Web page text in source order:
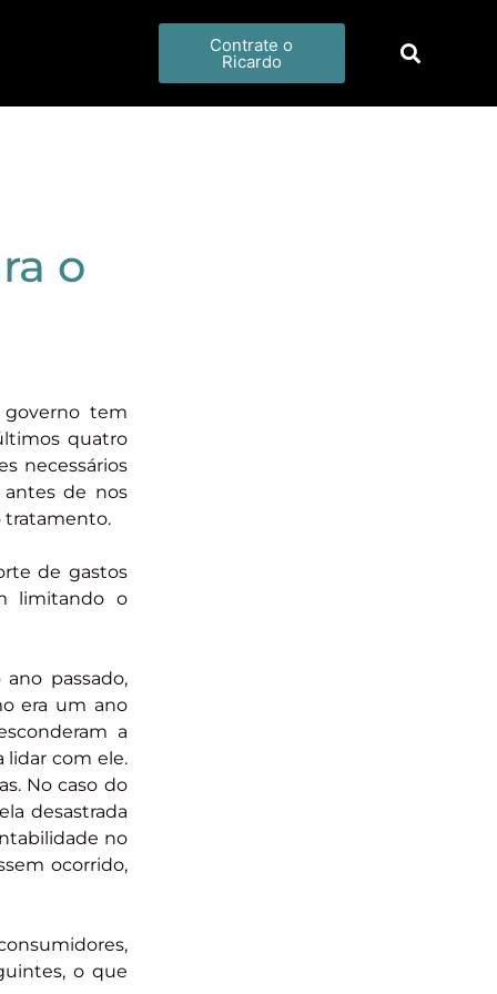
Contrate o
Ricardo
o
tem
quatro
necessários
antes de nos
tratamento.
de gastos
limitando o
passado,
era um ano
a
lidar com ele.
No caso do
desastrada
no
ocorrido,
o que